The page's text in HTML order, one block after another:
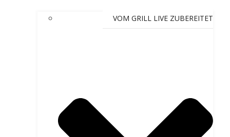
VOM GRILL LIVE ZUBEREITET